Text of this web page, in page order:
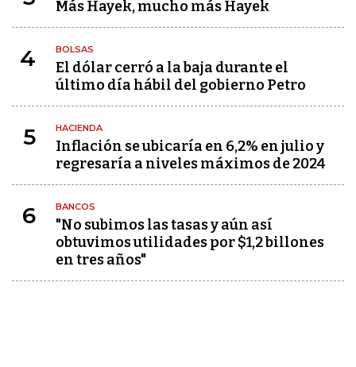
Más Hayek, mucho más Hayek
4 BOLSAS
El dólar cerró a la baja durante el
último día hábil del gobierno Petro
5 HACIENDA
Inflación se ubicaría en 6,2% en julio y
regresaría a niveles máximos de 2024
6 BANCOS
"No subimos las tasas y aún así
obtuvimos utilidades por $1,2 billones
en tres años"